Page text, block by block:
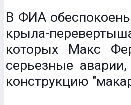
В ФИА
крыла-
которых Макс
серьезные
конструкцию